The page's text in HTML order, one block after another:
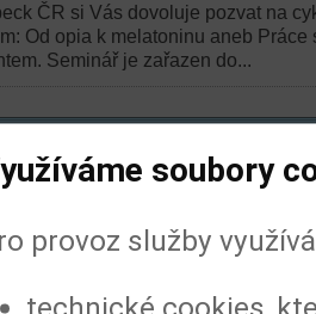
ČR si Vás dovoluje pozvat na
Od opia k melatoninu aneb Práce
Seminář je zařazen do...
soubory
provoz služby
technické cookies,